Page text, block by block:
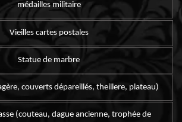
médailles militaire
Vieilles cartes postales
Statue de marbre
couverts dépareillés, theillere, plateau)
(couteau, dague ancienne, trophée de